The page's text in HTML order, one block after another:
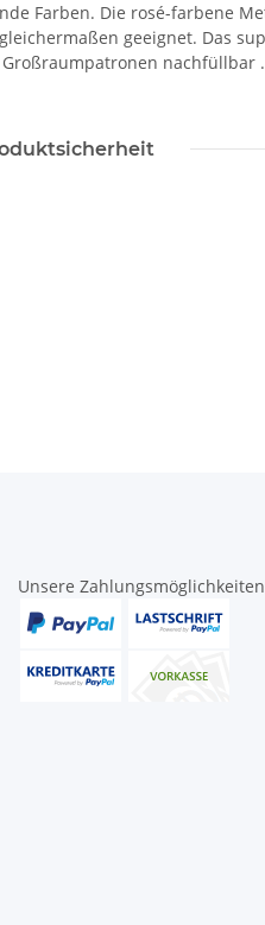
Farben. Die rosé-farbene
geeignet. Das
nachfüllbar
Unsere